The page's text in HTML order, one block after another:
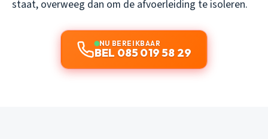
staat, overweeg dan om de afvoerleiding te isoleren.
NU BEREIKBAAR
BEL 085 019 58 29